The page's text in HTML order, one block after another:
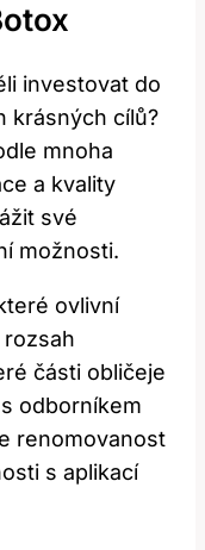
investovat do
krásných cílů?
mnoha
a kvality
své
možnosti.
ovlivní
části obličeje
odborníkem
renomovanost
s aplikací